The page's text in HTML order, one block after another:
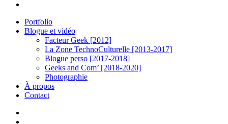
Portfolio
Blogue et vidéo
Facteur Geek [2012]
La Zone TechnoCulturelle [2013-2017]
Blogue perso [2017-2018]
Geeks and Com’ [2018-2020]
Photographie
À propos
Contact